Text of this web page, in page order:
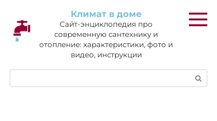
контенту
Климат в доме
Сайт-энциклопедия про
современную сантехнику и
отопление: характеристики, фото и
видео, инструкции
Поиск: